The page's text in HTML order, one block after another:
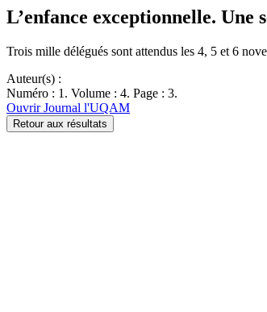
L’enfance exceptionnelle. Une
Trois mille délégués sont attendus les 4, 5 et 6
Auteur(s) :
Numéro : 1. Volume : 4. Page : 3.
Ouvrir Journal l'UQAM
Retour aux résultats